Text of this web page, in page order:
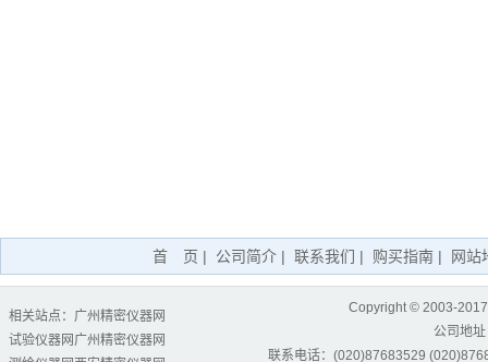
首 页 | 公司简介 | 联系我们 | 购买指南 | 网站
相关站点： 广州精密仪器网
试验仪器网 广州精密仪器网
Copyright © 2003-2017
公司地
联系电话：(020)87683529